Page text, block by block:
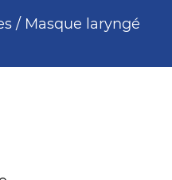
/ Masque laryngé